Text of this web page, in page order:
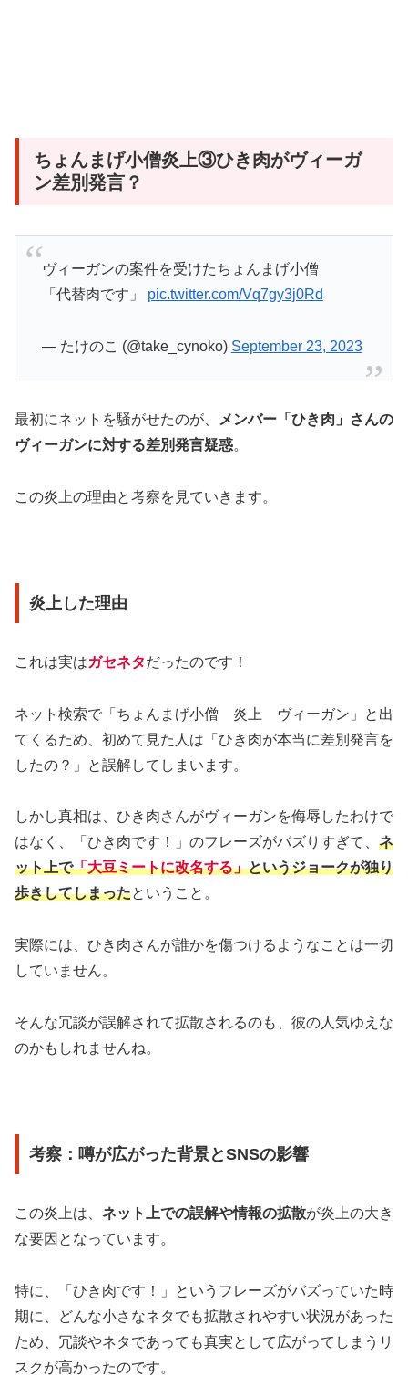
ちょんまげ小僧炎上③ひき肉がヴィーガ
ン差別発言？
ヴィーガンの案件を受けたちょんまげ小僧
「代替肉です」 pic.twitter.com/Vq7gy3j0Rd
— たけのこ (@take_cynoko) September 23, 2023
最初にネットを騒がせたのが、
メンバー「ひき肉」さんの
ヴィーガンに対する差別発言疑惑。
この炎上の理由と考察を見ていきます。
炎上した理由
これは実はガセネタだったのです！
ネット検索で「ちょんまげ小僧 炎上 ヴィーガン」と出
てくるため、初めて見た人は「ひき肉が本当に差別発言を
したの？」と誤解してしまいます。
しかし真相は、ひき肉さんがヴィーガンを侮辱したわけで
はなく、「ひき肉です！」のフレーズがバズりすぎて、 ネ
ット上で「大豆ミートに改名する」というジョークが独り
歩きしてしまったということ。
実際には、ひき肉さんが誰かを傷つけるようなことは一切
していません。
そんな冗談が誤解されて拡散されるのも、彼の人気ゆえな
のかもしれませんね。
考察：噂が広がった背景とSNSの影響
この炎上は、 ネット上での誤解や情報の拡散が炎上の大き
な要因となっています。
特に、「ひき肉です！」というフレーズがバズっていた時
期に、どんな小さなネタでも拡散されやすい状況があった
ため、冗談やネタであっても真実として広がってしまうリ
スクが高かったのです。